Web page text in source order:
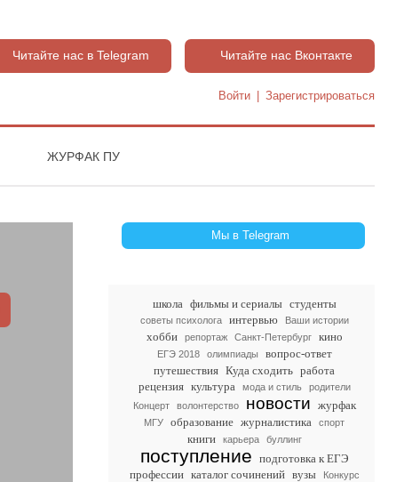
Читайте нас в Telegram Читайте нас Вконтакте
Войти Зарегистрироваться
ЖУРФАК ПУ
Мы в Telegram
школа фильмы и сериалы студенты
советы психолога интервью Ваши истории
хобби репортаж Санкт-Петербург кино
ЕГЭ 2018 олимпиады
вопрос-ответ
путешествия Куда сходить работа
рецензия культура мода и стиль
родители
Концерт
волонтерство новости журфак
МГУ образование журналистика спорт
книги карьера буллинг
поступление подготовка к ЕГЭ
профессии каталог сочинений вузы
Конкурс